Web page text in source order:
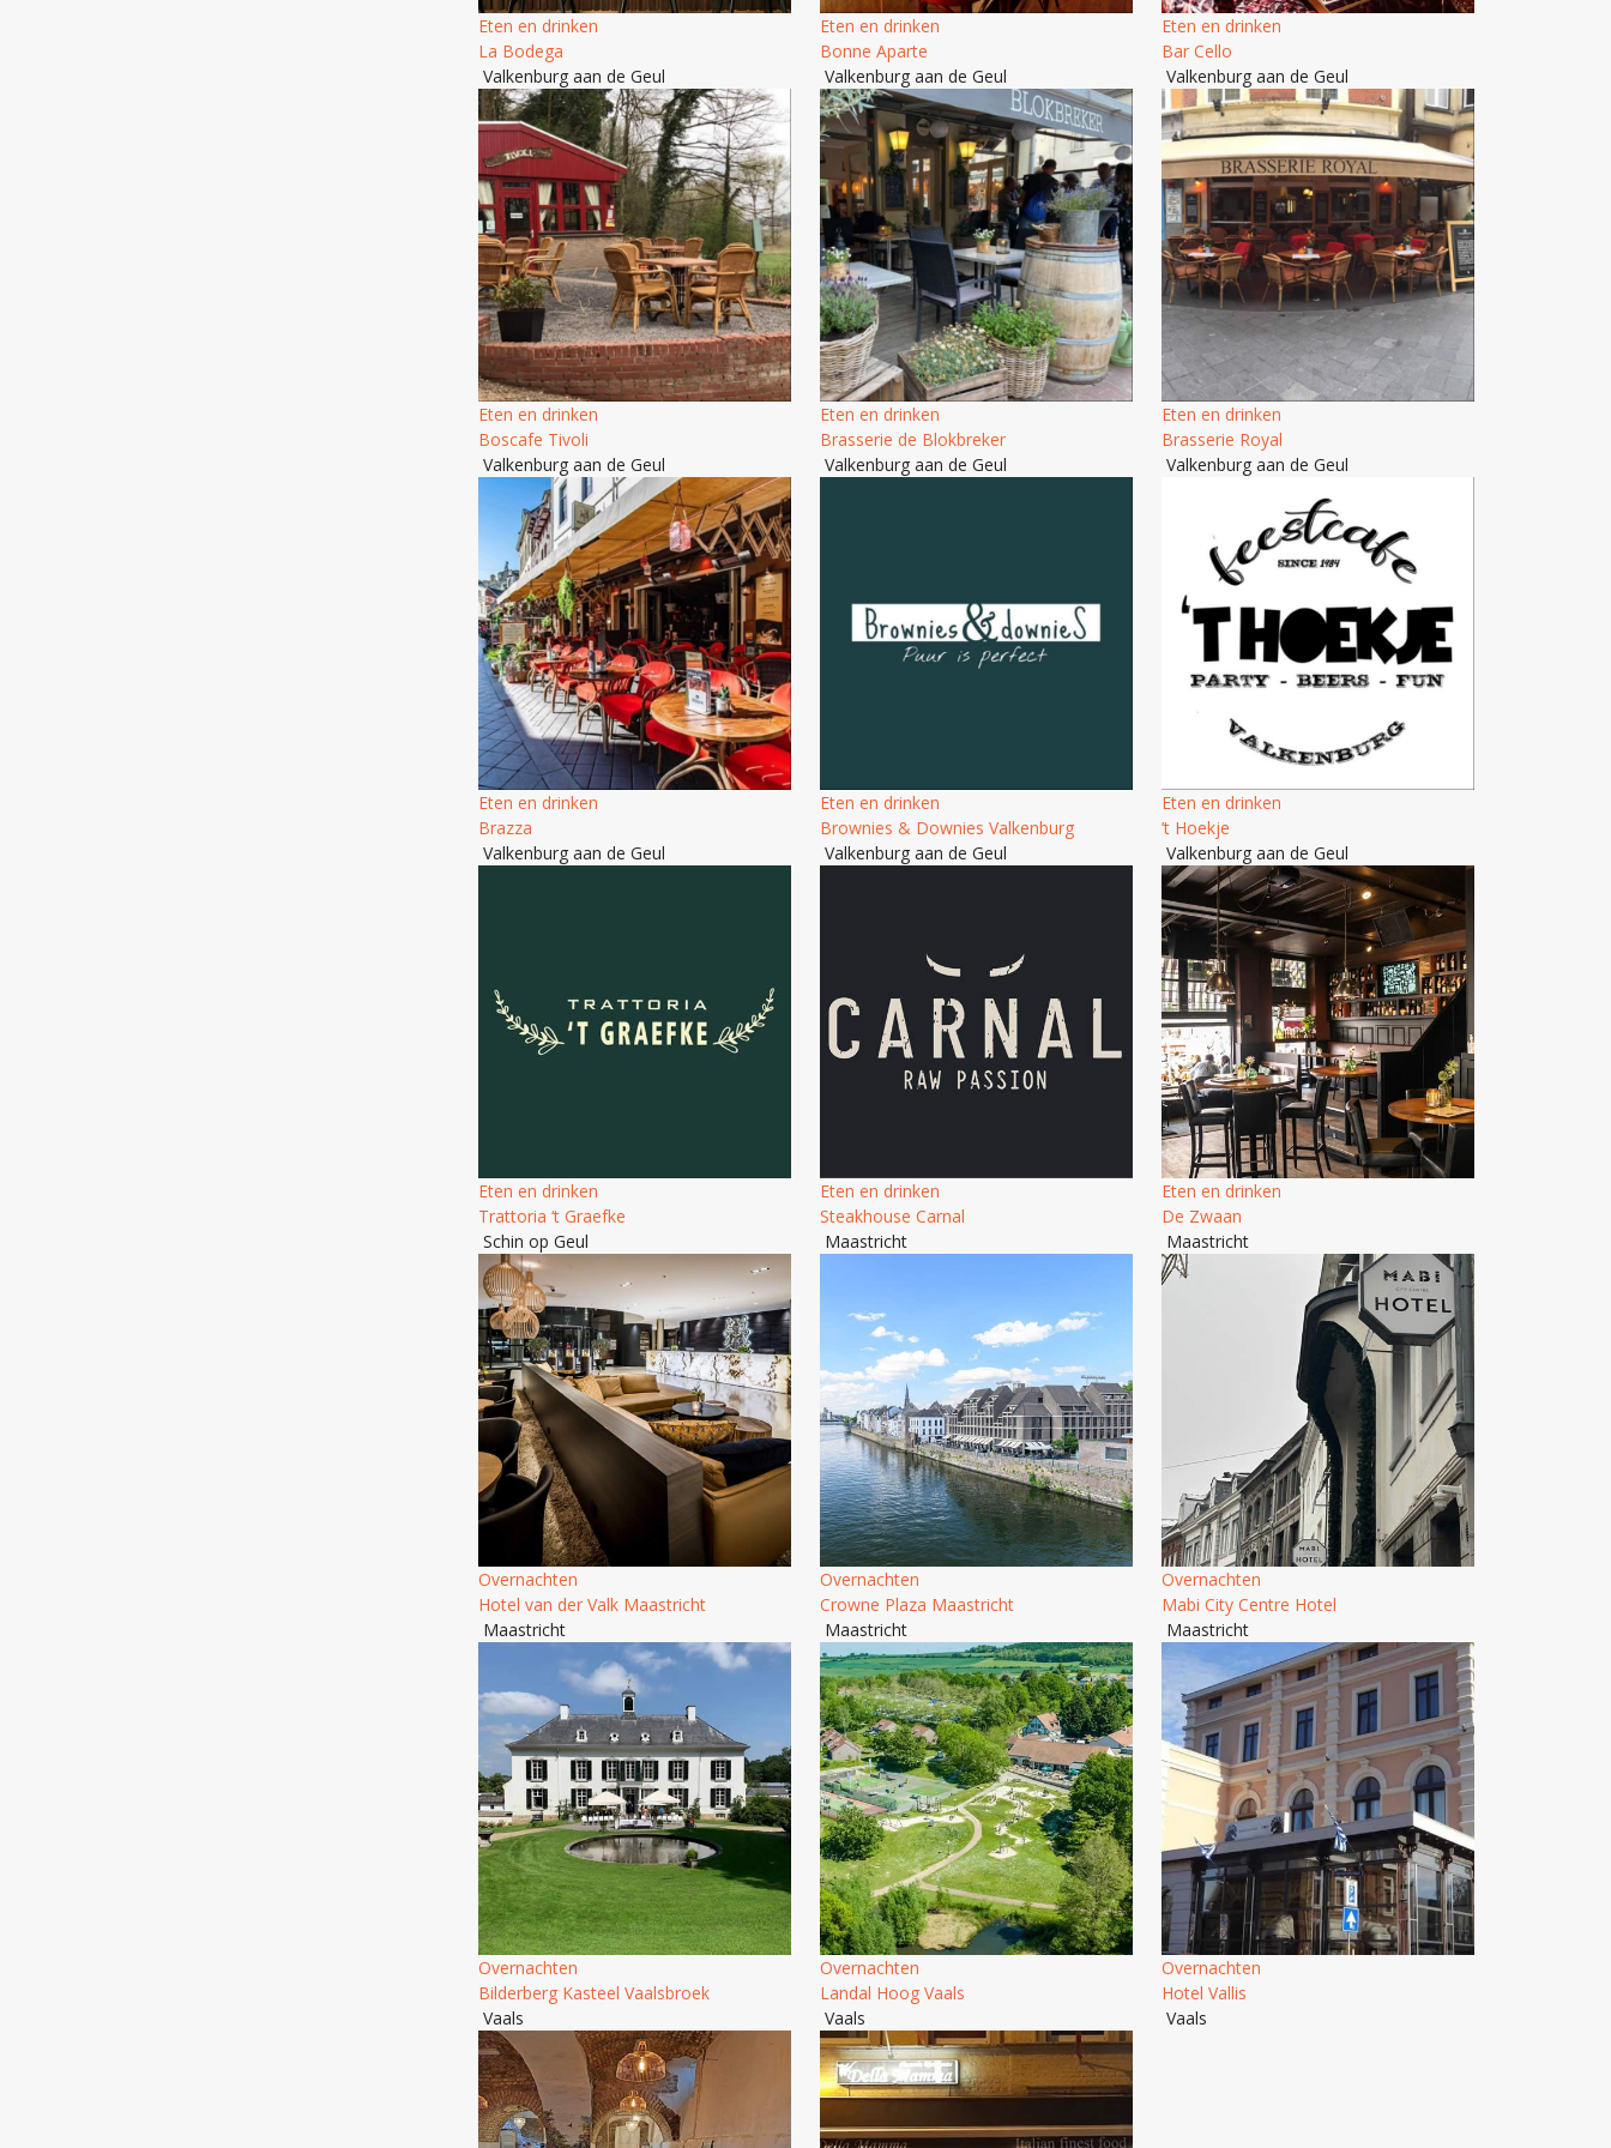
Eten en drinken
La Bodega
Valkenburg aan de Geul
Eten en drinken
Bonne Aparte
Valkenburg aan de Geul
Eten en drinken
Bar Cello
Valkenburg aan de Geul
Eten en drinken
Boscafe Tivoli
Valkenburg aan de Geul
Eten en drinken
Brasserie de Blokbreker
Valkenburg aan de Geul
Eten en drinken
Brasserie Royal
Valkenburg aan de Geul
Eten en drinken
Brazza
Valkenburg aan de Geul
Eten en drinken
Brownies & Downies Valkenburg
Valkenburg aan de Geul
Eten en drinken
’t Hoekje
Valkenburg aan de Geul
Eten en drinken
Trattoria ‘t Graefke
Schin op Geul
Eten en drinken
Steakhouse Carnal
Maastricht
Eten en drinken
De Zwaan
Maastricht
Overnachten
Hotel van der Valk Maastricht
Maastricht
Overnachten
Crowne Plaza Maastricht
Maastricht
Overnachten
Mabi City Centre Hotel
Maastricht
Overnachten
Bilderberg Kasteel Vaalsbroek
Vaals
Overnachten
Landal Hoog Vaals
Vaals
Overnachten
Hotel Vallis
Vaals